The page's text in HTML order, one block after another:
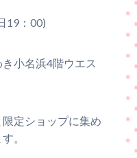
：00)
小名浜4階ウエス
限定ショップに集め
。